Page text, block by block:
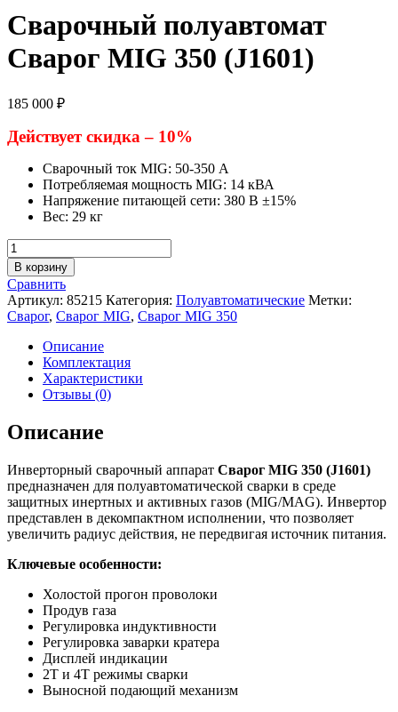
Сварочный полуавтомат
Сварог MIG 350 (J1601)
185 000 ₽
Действует скидка – 10%
Сварочный ток MIG: 50-350 А
Потребляемая мощность MIG: 14 кВА
Напряжение питающей сети: 380 В ±15%
Вес: 29 кг
Количество
товара
Сварочный
полуавтомат
Сварог
MIG
(J1601)
В корзину
Сравнить
Артикул: 85215 Категория: Полуавтоматические Метки:
Сварог, Сварог MIG, Сварог MIG 350
Описание
Комплектация
Характеристики
Отзывы (0)
Описание
Инверторный сварочный аппарат Сварог MIG 350 (J1601)
предназначен для полуавтоматической сварки в среде
защитных инертных и активных газов (MIG/MAG). Инвертор
представлен в декомпактном исполнении, что позволяет
увеличить радиус действия, не передвигая источник питания.
Ключевые особенности:
Холостой прогон проволоки
Продув газа
Регулировка индуктивности
Регулировка заварки кратера
Дисплей индикации
2Т и 4Т режимы сварки
Выносной подающий механизм